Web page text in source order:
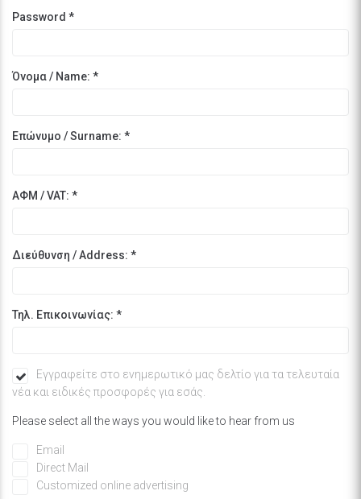
Password *
Όνομα / Name: *
Επώνυμο / Surname: *
ΑΦΜ / VAT: *
Διεύθυνση / Address: *
Τηλ. Επικοινωνίας: *
Εγγραφείτε στο ενημερωτικό μας δελτίο για τα τελευταία
νέα και ειδικές προσφορές για εσάς.
Please select all the ways you would like to hear from us
Email
Direct Mail
Customized online advertising